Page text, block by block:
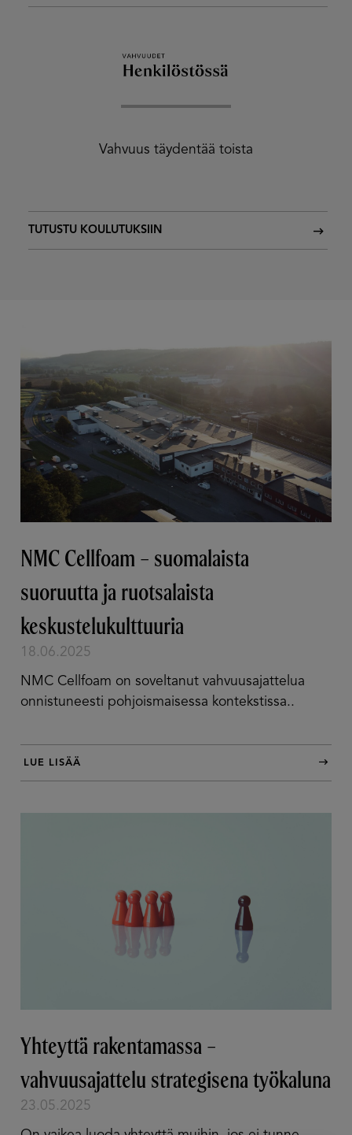
Vahvuus täydentää toista
TUTUSTU KOULUTUKSIIN
NMC Cellfoam – suomalaista
suoruutta ja ­ruotsalaista
keskustelukulttuuria
18.06.2025
NMC Cellfoam on soveltanut vahvuusajattelua
onnistuneesti pohjoismaisessa kontekstissa..
LUE LISÄÄ
Yhteyttä rakentamassa –
vahvuusajattelu strategisena työkaluna
23.05.2025